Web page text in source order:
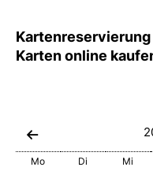
Kartenreservierung
Karten online
Mo Di Mi